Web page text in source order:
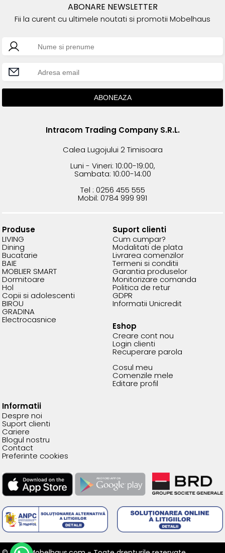
ABONARE NEWSLETTER
Fii la curent cu ultimele noutati si promotii Mobelhaus
Intracom Trading Company S.R.L.
Calea Lugojului 2 Timisoara
Luni - Vineri: 10:00-19:00,
Sambata: 10:00-14:00
Tel : 0256 455 555
Mobil: 0784 999 991
Produse
LIVING
Dining
Bucatarie
BAIE
MOBLIER SMART
Dormitoare
Hol
Copii si adolescenti
BIROU
GRADINA
Electrocasnice
Suport clienti
Cum cumpar?
Modalitati de plata
Livrarea comenzilor
Termeni si conditii
Garantia produselor
Monitorizare comanda
Politica de retur
GDPR
Informatii Unicredit
Eshop
Creare cont nou
Login clienti
Recuperare parola
Cosul meu
Comenzile mele
Editare profil
Informatii
Despre noi
Suport clienti
Cariere
Blogul nostru
Contact
Preferinte cookies